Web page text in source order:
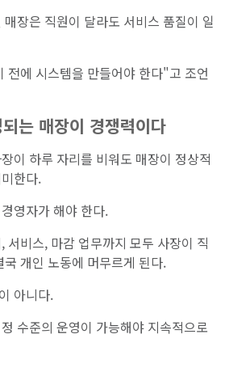
장은 직원이 달라도 서비스 품질이 일
전에 시스템을 만들어야 한다"고 조언
는 매장이 경쟁력이다
이 하루 자리를 비워도 매장이 정상적
한다.
영자가 해야 한다.
서비스, 마감 업무까지 모두 사장이 직
개인 노동에 머무르게 된다.
아니다.
수준의 운영이 가능해야 지속적으로